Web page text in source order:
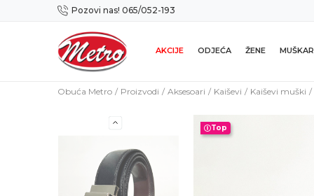
Pozovi nas! 065/052-193
Preuzmi NOVU Metro mobilnu aplikaciju!
AKCIJE ODJEĆA ŽENE
Obuća Metro Proizvodi Aksesoari Kaiševi Kaiševi muški
Top